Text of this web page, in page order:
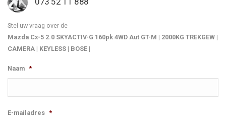
Stel uw vraag over de
Mazda Cx-5 2.0 SKYACTIV-G 160pk 4WD Aut GT-M | 2000KG TREKGEW |
CAMERA | KEYLESS | BOSE |
Naam *
E-mailadres *